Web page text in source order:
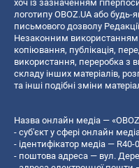
хоч із зазначенням
логотипу OBOZ.UA або будь-
письмового дозволу
Незаконним використанням
копiювання, публiкацiя,
використання, переробка
складу інших матеріалів,
та інші подібні зміни
Назва онлайн медіа —
- суб'єкт у сфері онлайн
- ідентифікатор медіа — R40-
- поштова адреса — вул.